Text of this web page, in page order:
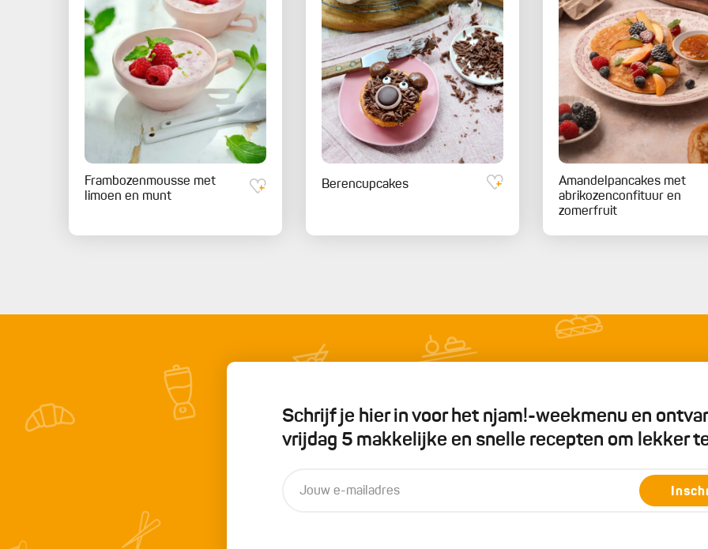
Frambozenmousse met
limoen en munt
Berencupcakes
Amandelpancakes met
abrikozenconfituur en
zomerfruit
Schrijf je hier in voor het njam!-weekmenu en
vrijdag 5 makkelijke en snelle recepten om lekker